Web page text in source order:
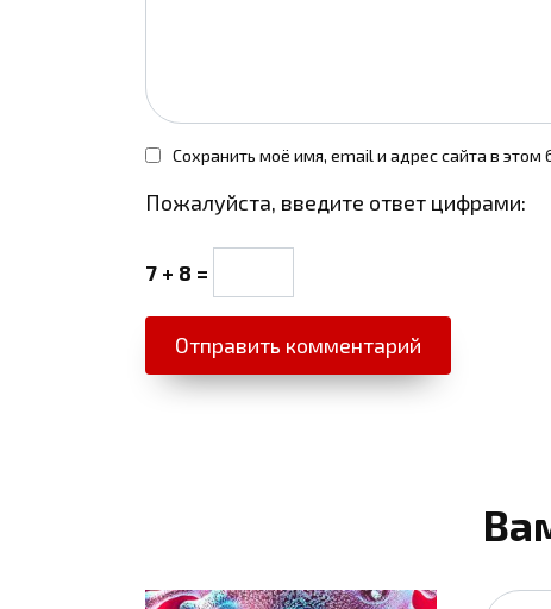
Сохранить моё имя, email и адрес сайта в
Пожалуйста, введите ответ цифрами:
7 + 8 =